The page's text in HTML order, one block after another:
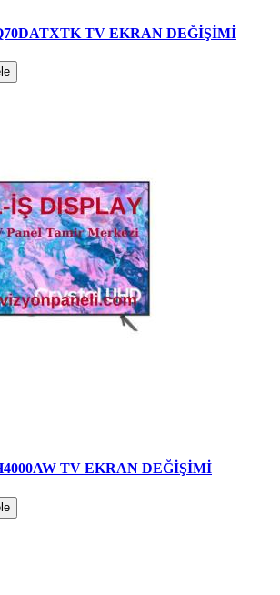
TV EKRAN DEĞİŞİMİ
TV EKRAN DEĞİŞİMİ